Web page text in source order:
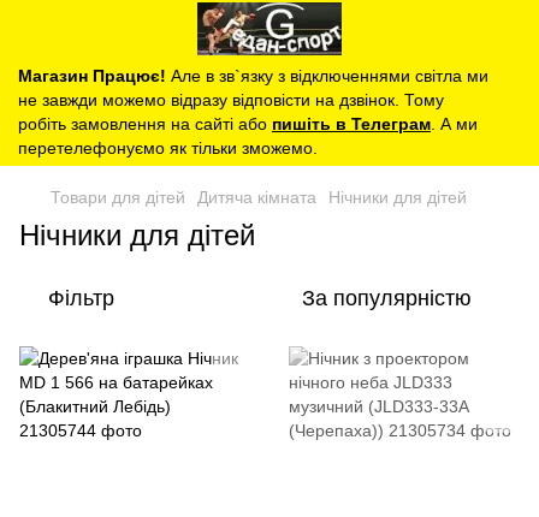
Магазин Працює! Але в зв`язку з відключеннями світла ми
не завжди можемо відразу відповісти на дзвінок. Тому
робіть замовлення на сайті або пишіть в Телеграм . А ми
перетелефонуємо як тільки зможемо.
Товари для дітей Дитяча кімната Нічники для дітей
Нічники для дітей
Фільтр За популярністю